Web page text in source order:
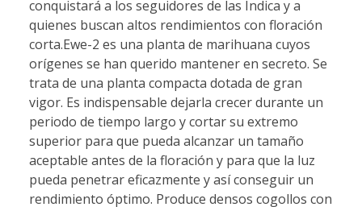
conquistará a los seguidores de las Indica y a
quienes buscan altos rendimientos con floración
corta.Ewe-2 es una planta de marihuana cuyos
orígenes se han querido mantener en secreto. Se
trata de una planta compacta dotada de gran
vigor. Es indispensable dejarla crecer durante un
periodo de tiempo largo y cortar su extremo
superior para que pueda alcanzar un tamaño
aceptable antes de la floración y para que la luz
pueda penetrar eficazmente y así conseguir un
rendimiento óptimo. Produce densos cogollos con